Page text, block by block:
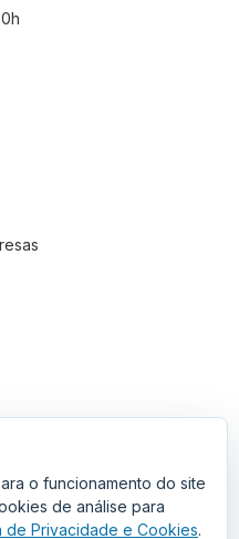
o funcionamento do site
de análise para
de Privacidade e Cookies.